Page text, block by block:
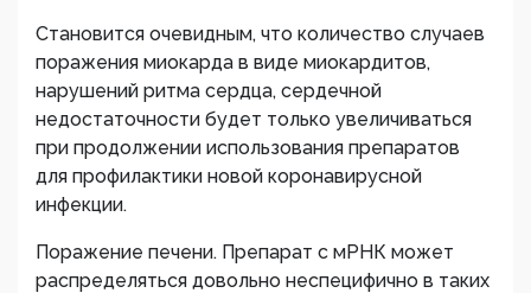
Становится очевидным, что количество случаев
поражения миокарда в виде миокардитов,
нарушений ритма сердца, сердечной
недостаточности будет только увеличиваться
при продолжении использования препаратов
для профилактики новой коронавирусной
инфекции.
Поражение печени. Препарат с мРНК может
распределяться довольно неспецифично в таких